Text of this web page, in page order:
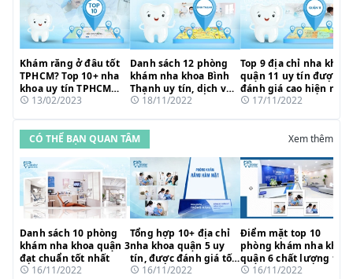
Khám răng ở đâu tốt
TPHCM? Top 10+ nha
khoa uy tín TPHCM
nên tham khảo
13/02/2023
Danh sách 12 phòng
khám nha khoa Bình
Thạnh uy tín, dịch vụ
tốt nhất
18/11/2022
Top 9 địa chỉ nha khoa
quận 11 uy tín được
đánh giá cao hiện nay
17/11/2022
CÓ THỂ BẠN QUAN TÂM Xem thêm
Danh sách 10 phòng
khám nha khoa quận 3
đạt chuẩn tốt nhất
16/11/2022
Tổng hợp 10+ địa chỉ
nha khoa quận 5 uy
tín, được đánh giá tốt
nhất TP.HCM
16/11/2022
Điểm mặt top 10
phòng khám nha khoa
quận 6 chất lượng tốt
nhất hiện nay
16/11/2022